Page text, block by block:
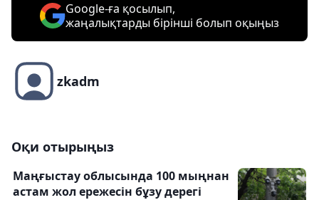
Google-ға қосылып,
жаңалықтарды бірінші болып оқыңыз
zkadm
Оқи отырыңыз
Маңғыстау облысында 100 мыңнан
астам жол ережесін бұзу дерегі